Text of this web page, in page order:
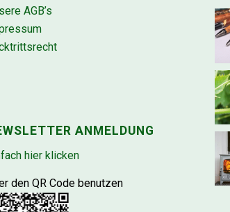
AGB’s
ANMELDUNG
hier klicken
den QR Code benutzen